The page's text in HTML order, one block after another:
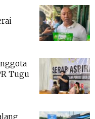
Tugu